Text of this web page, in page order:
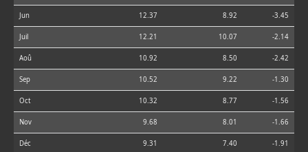
Jun 12.37 8.92 -3.45
Juil 12.21 10.07 -2.14
Aoû 10.92 8.50 -2.42
Sep 10.52 9.22 -1.30
Oct 10.32 8.77 -1.56
Nov 9.68 8.01 -1.66
Déc 9.31 7.40 -1.91